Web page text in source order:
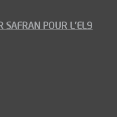
SAFRAN POUR L’EL9